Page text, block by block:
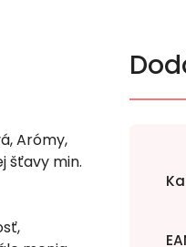
Arómy,
šťavy min.